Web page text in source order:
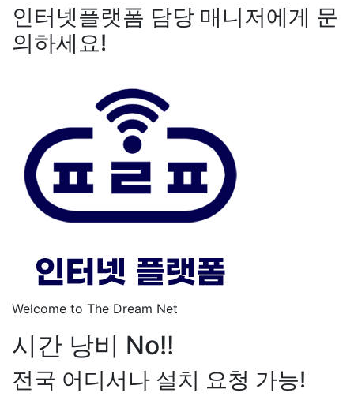
인터넷플랫폼 담당 매니저에게 문
의하세요!
Welcome to The Dream Net
시간 낭비 No!!
전국 어디서나 설치 요청 가능!